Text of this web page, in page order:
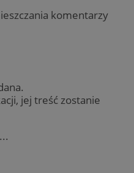
komentarzy
jej treść zostanie